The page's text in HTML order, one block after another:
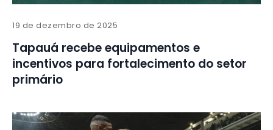
19 de dezembro de 2025
Tapauá recebe equipamentos e
incentivos para fortalecimento do setor
primário